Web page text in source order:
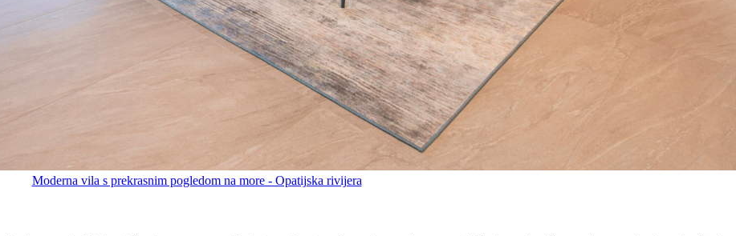
Moderna vila s prekrasnim pogledom na more - Opatijska rivijera